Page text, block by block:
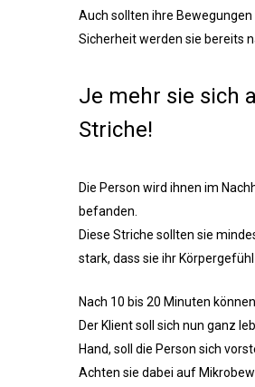
Auch sollten ihre
Sicherheit werden sie bereits
Je mehr sie sich
Striche!
Die Person wird ihnen im
befanden.
Diese Striche sollten sie
stark, dass sie ihr
Nach 10 bis 20 Minuten
Der Klient soll sich nun ganz
Hand, soll die Person sich
Achten sie dabei auf